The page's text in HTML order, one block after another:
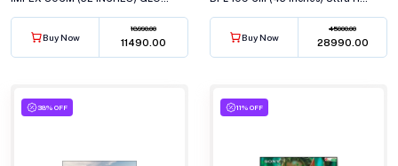
Buy Now
18990.00
₹11490.00 Buy Now
45000.00
₹28990.00
38% OFF 11% OFF